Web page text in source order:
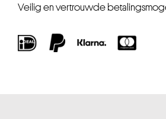
Veilig en vertrouwde